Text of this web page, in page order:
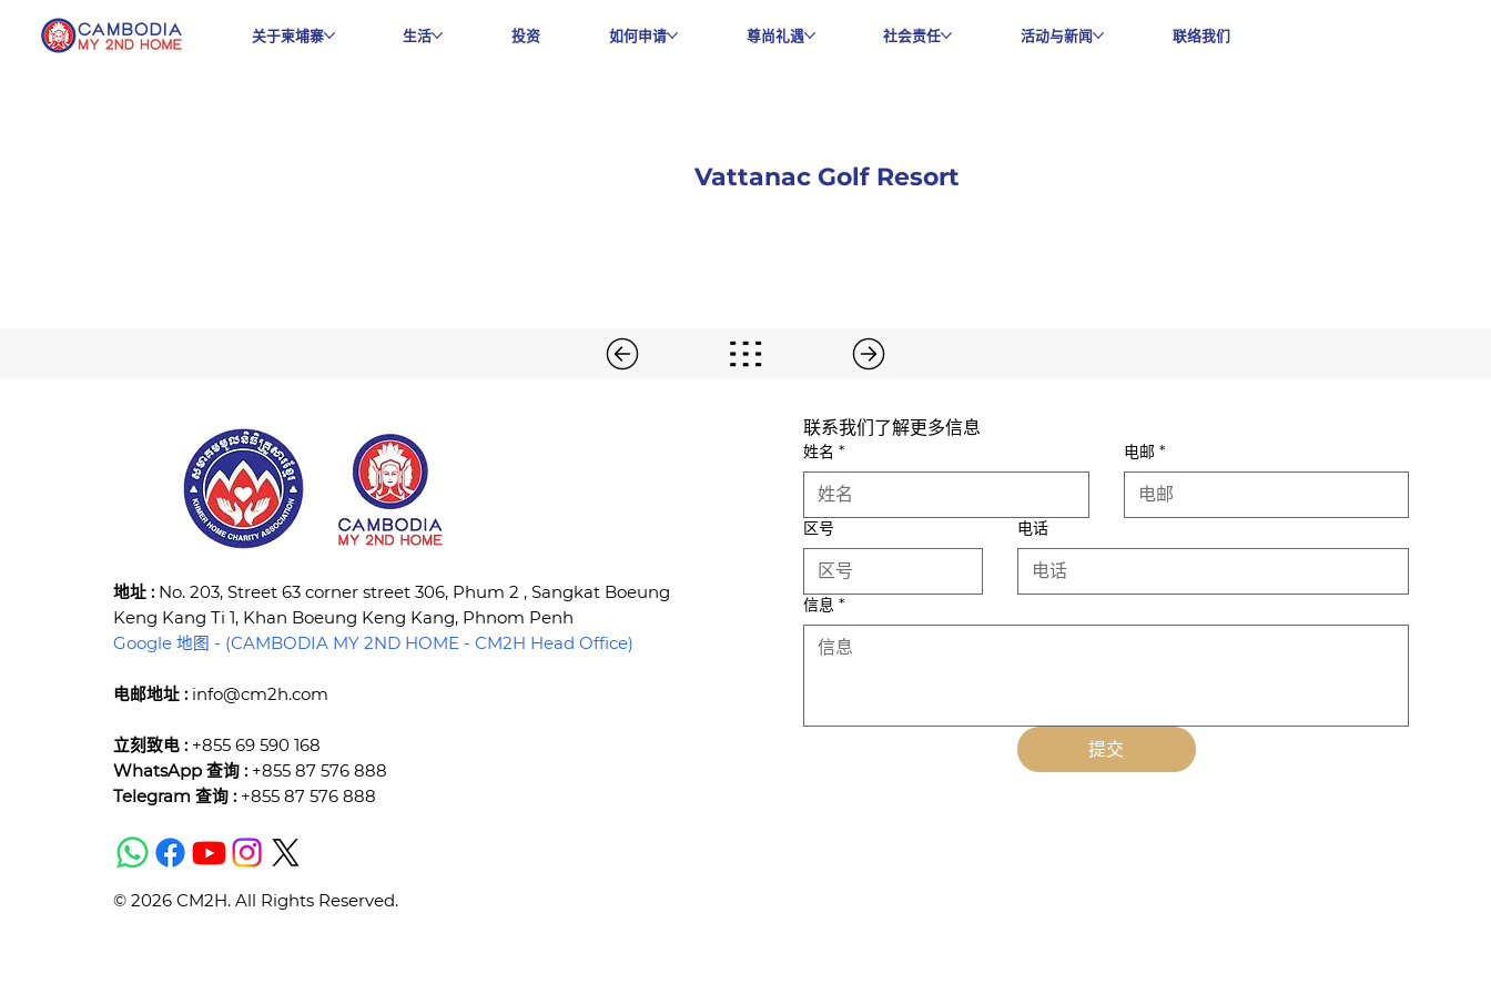
关于柬埔寨 生活 投资 如何申请 尊尚礼遇 社会责任 活动与新闻 联络我们
Vattanac Golf Resort
​地址 : No. 203, Street 63 corner street 306, Phum 2 , Sangkat Boeung
Keng Kang Ti 1, Khan Boeung Keng Kang, Phnom Penh
Google 地图 - (CAMBODIA MY 2ND HOME - CM2H Head Office)
电邮地址 : info@cm2h.com
立刻致电 : +855 69 590 168
WhatsApp 查询 : +855 87 576 888
Telegram 查询 : +855 87 576 888
© 2026 CM2H. All Rights Reserved.
联系我们了解更多信息
姓名 * 电邮 *
区号 电话
信息 *
提交